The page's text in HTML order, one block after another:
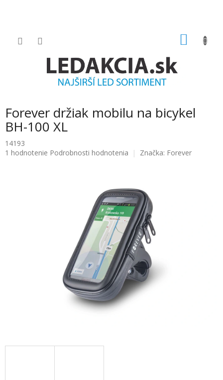
Forever držiak mobilu na bicykel
BH-100 XL
14193
Priemerné
1 hodnotenie Podrobnosti hodnotenia Značka: Forever